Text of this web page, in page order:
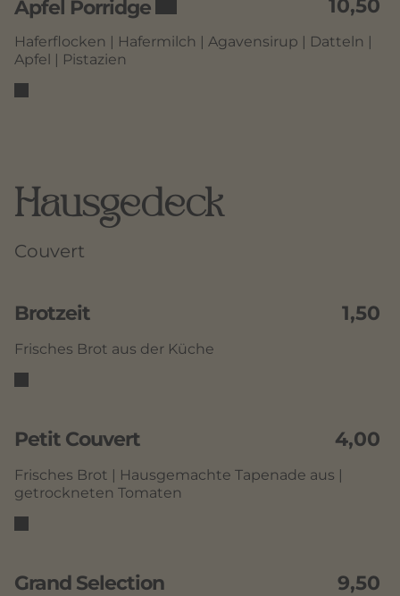
Apfel Porridge 10,50
Haferflocken | Hafermilch | Agavensirup | Datteln |
Apfel | Pistazien
Hausgedeck
Couvert
Brotzeit 1,50
Frisches Brot aus der Küche
Petit Couvert 4,00
Frisches Brot | Hausgemachte Tapenade aus |
getrockneten Tomaten
Grand Selection 9,50